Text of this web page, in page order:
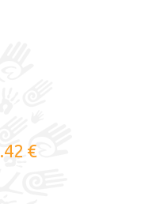
.42 €